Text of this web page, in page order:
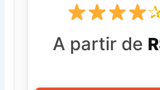
A partir de